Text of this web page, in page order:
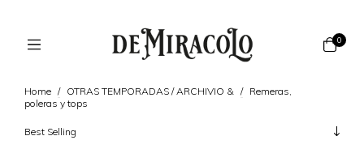
0
Home / OTRAS TEMPORADAS / ARCHIVIO & / Remeras,
poleras y tops